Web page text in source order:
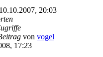
20:03
von vogel
17:23